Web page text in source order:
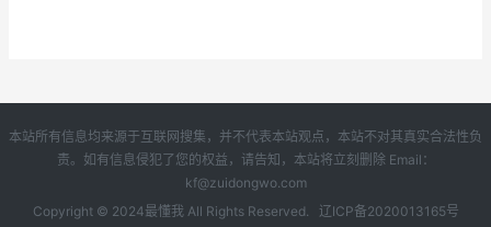
本站所有信息均来源于互联网搜集，并不代表本站观点，本站不对其真实合法性负
责。如有信息侵犯了您的权益，请告知，本站将立刻删除 Email：
kf@zuidongwo.com
Copyright © 2024最懂我All Rights Reserved. 辽ICP备2020013165号